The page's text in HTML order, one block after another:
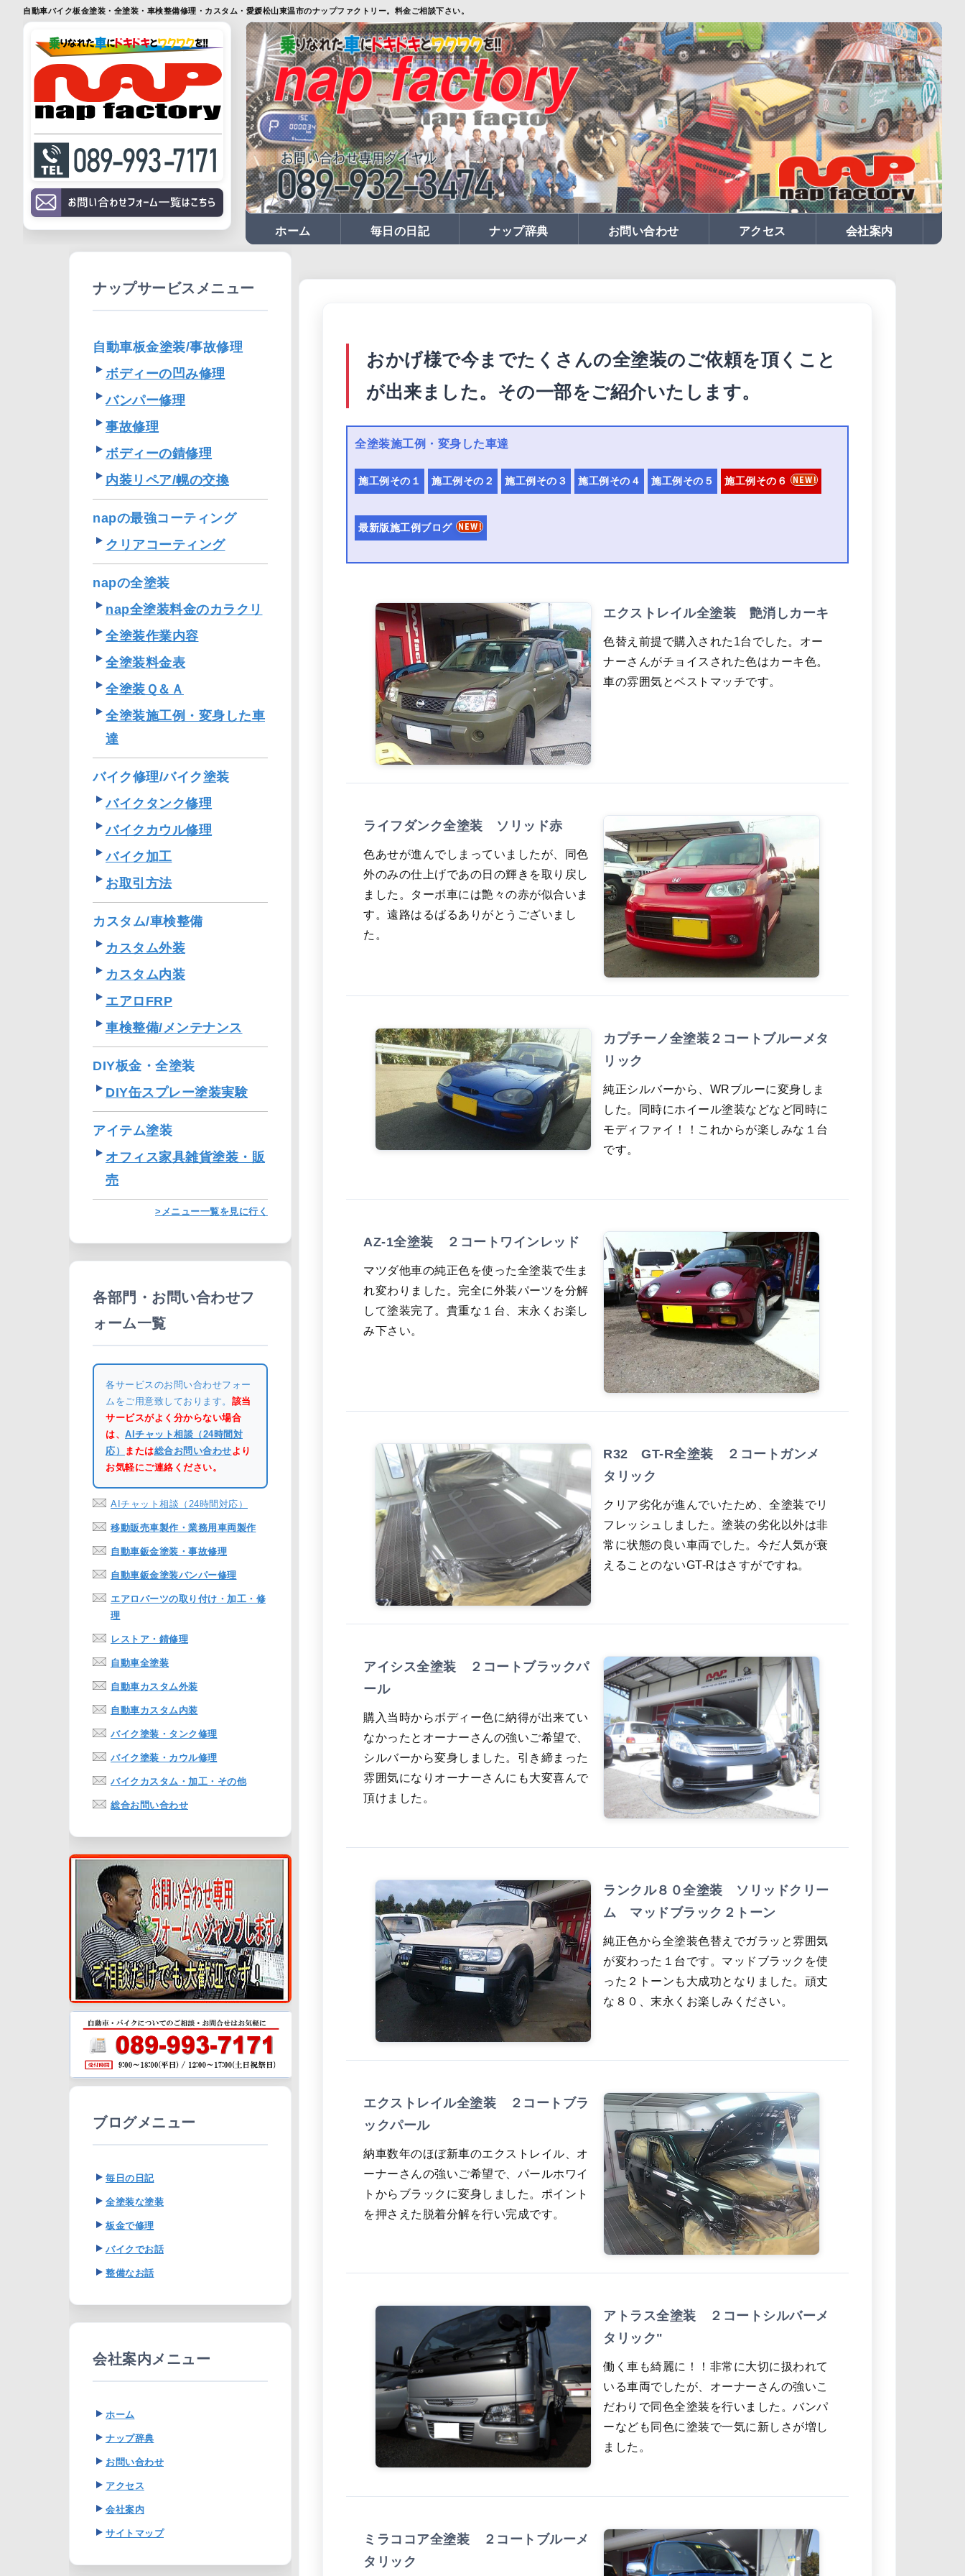
自動車バイク板金塗装・全塗装・車検整備修理・カスタム・愛媛松山東温市のナップファクトリー。料金ご相談下さい。
ホーム 毎日の日記 ナップ辞典 お問い合わせ アクセス 会社案内
おかげ様で今までたくさんの全塗装のご依頼を頂くこと
が出来ました。その一部をご紹介いたします。
全塗装施工例・変身した車達
施工例その１ 施工例その２ 施工例その３ 施工例その４ 施工例その５ 施工例その６
最新版施工例ブログ
エクストレイル全塗装 艶消しカーキ
色替え前提で購入された1台でした。オー
ナーさんがチョイスされた色はカーキ色。
車の雰囲気とベストマッチです。
ライフダンク全塗装 ソリッド赤
色あせが進んでしまっていましたが、同色
外のみの仕上げであの日の輝きを取り戻し
ました。ターボ車には艶々の赤が似合いま
す。遠路はるばるありがとうございまし
た。
カプチーノ全塗装２コートブルーメタ
リック
純正シルバーから、WRブルーに変身しま
した。同時にホイール塗装などなど同時に
モディファイ！！これからが楽しみな１台
です。
AZ-1全塗装 ２コートワインレッド
マツダ他車の純正色を使った全塗装で生ま
れ変わりました。完全に外装パーツを分解
して塗装完了。貴重な１台、末永くお楽し
み下さい。
R32 GT-R全塗装 ２コートガンメ
タリック
クリア劣化が進んでいたため、全塗装でリ
フレッシュしました。塗装の劣化以外は非
常に状態の良い車両でした。今だ人気が衰
えることのないGT-Rはさすがですね。
アイシス全塗装 ２コートブラックパ
ール
購入当時からボディー色に納得が出来てい
なかったとオーナーさんの強いご希望で、
シルバーから変身しました。引き締まった
雰囲気になりオーナーさんにも大変喜んで
頂けました。
ランクル８０全塗装 ソリッドクリー
ム マッドブラック２トーン
純正色から全塗装色替えでガラッと雰囲気
が変わった１台です。マッドブラックを使
った２トーンも大成功となりました。頑丈
な８０、末永くお楽しみください。
エクストレイル全塗装 ２コートブラ
ックパール
納車数年のほぼ新車のエクストレイル、オ
ーナーさんの強いご希望で、パールホワイ
トからブラックに変身しました。ポイント
を押さえた脱着分解を行い完成です。
アトラス全塗装 ２コートシルバーメ
タリック"
働く車も綺麗に！！非常に大切に扱われて
いる車両でしたが、オーナーさんの強いこ
だわりで同色全塗装を行いました。バンパ
ーなども同色に塗装で一気に新しさが増し
ました。
ミラココア全塗装 ２コートブルーメ
タリック
ナップサービスメニュー
自動車板金塗装/事故修理
ボディーの凹み修理
バンパー修理
事故修理
ボディーの錆修理
内装リペア/幌の交換
napの最強コーティング
クリアコーティング
napの全塗装
nap全塗装料金のカラクリ
全塗装作業内容
全塗装料金表
全塗装Ｑ＆Ａ
全塗装施工例・変身した車
達
バイク修理/バイク塗装
バイクタンク修理
バイクカウル修理
バイク加工
お取引方法
カスタム/車検整備
カスタム外装
カスタム内装
エアロFRP
車検整備/メンテナンス
DIY板金・全塗装
DIY缶スプレー塗装実験
アイテム塗装
オフィス家具雑貨塗装・販
売
>メニュー一覧を見に行く
各部門・お問い合わせフ
ォーム一覧
各サービスのお問い合わせフォー
ムをご用意致しております。 該当
サービスがよく分からない場合
は、 AIチャット相談（24時間対
応）
または総合お問い合わせより
お気軽にご連絡ください。
AIチャット相談（24時間対応）
移動販売車製作・業務用車両製作
自動車鈑金塗装・事故修理
自動車鈑金塗装バンパー修理
エアロパーツの取り付け・加工・修
理
レストア・錆修理
自動車全塗装
自動車カスタム外装
自動車カスタム内装
バイク塗装・タンク修理
バイク塗装・カウル修理
バイクカスタム・加工・その他
総合お問い合わせ
ブログメニュー
毎日の日記
全塗装な塗装
板金で修理
バイクでお話
整備なお話
会社案内メニュー
ホーム
ナップ辞典
お問い合わせ
アクセス
会社案内
サイトマップ